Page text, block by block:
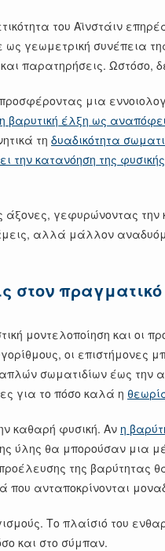
του Αϊνστάιν
γεωμετρική συνέπεια
παρατηρήσεις. Ωστόσο,
μια
βαρυτική έλξη ως
τη δυαδικότητα
την κατανόηση της
γεφυρώνοντας
αλλά μάλλον
στον
μοντελοποίηση και
οι
σωματιδίων έως
για το πόσο καλά η
καθαρή φυσική. Αν η
ύλης θα μπορούσαν
της βαρύτητας
ανταποκρίνονται
Το πλαίσιό του
και στο σύμπαν.